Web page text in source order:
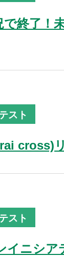
で終了
スト
cross)
スト
イニシ